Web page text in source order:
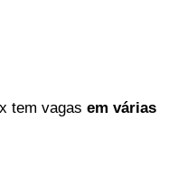
tem vagas em várias